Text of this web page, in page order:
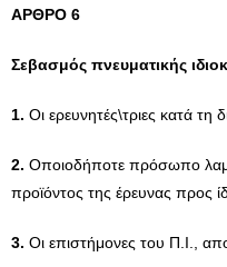
AΡΘΡΟ 6
Σεβασμός πνευματικής
1. Οι ερευνητές\τριες κατά τη
2. Οποιοδήποτε πρόσωπο
προϊόντος της έρευνας προς
3. Οι επιστήμονες του Π.Ι.,